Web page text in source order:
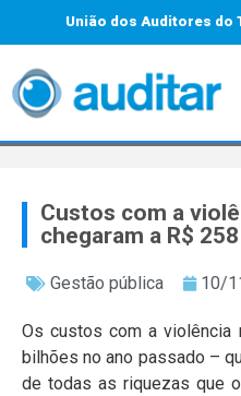
União dos Auditores do
Custos com a
chegaram a R$
Gestão pública 10/
Os custos com a violência
bilhões no ano passado –
de todas as riquezas que